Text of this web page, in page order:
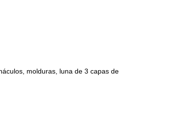
molduras, luna de 3 capas de